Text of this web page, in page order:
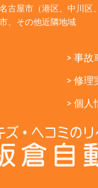
古屋市（港区、中川区
、その他近隣地域
> 事故
> 修理
> 個人